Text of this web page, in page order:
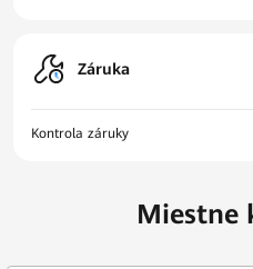
Záruka
Kontrola záruky
Miestne